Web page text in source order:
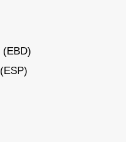
(EBD)